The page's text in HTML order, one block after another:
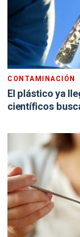
CONTAMINACIÓN
El plástico ya
científicos